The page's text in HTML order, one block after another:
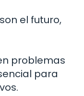
el futuro,
problemas
para